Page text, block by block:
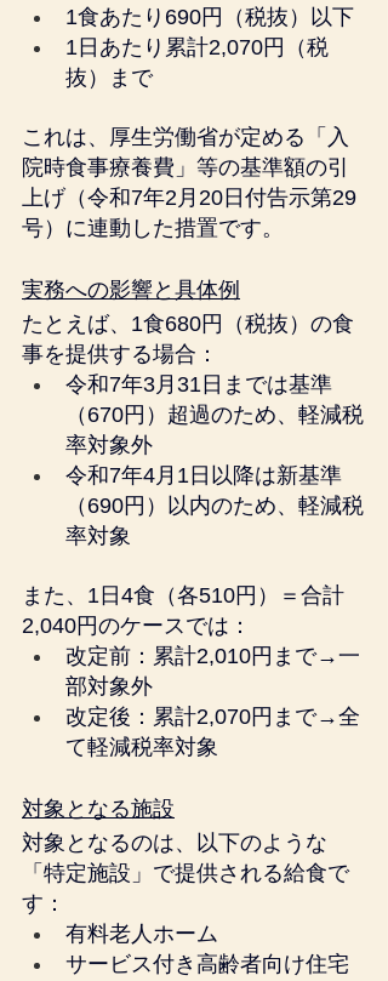
1食あたり690円（税抜）以下
1日あたり累計2,070円（税
抜）まで
これは、厚生労働省が定める「入
院時食事療養費」等の基準額の引
上げ（令和7年2月20日付告示第29
号）に連動した措置です。
実務への影響と具体例
たとえば、1食680円（税抜）の食
事を提供する場合：
令和7年3月31日までは基準
（670円）超過のため、軽減税
率対象外
令和7年4月1日以降は新基準
（690円）以内のため、軽減税
率対象
また、1日4食（各510円）＝合計
2,040円のケースでは：
改定前：累計2,010円まで→一
部対象外
改定後：累計2,070円まで→全
て軽減税率対象
対象となる施設
対象となるのは、以下のような
「特定施設」で提供される給食で
す：
有料老人ホーム
サービス付き高齢者向け住宅